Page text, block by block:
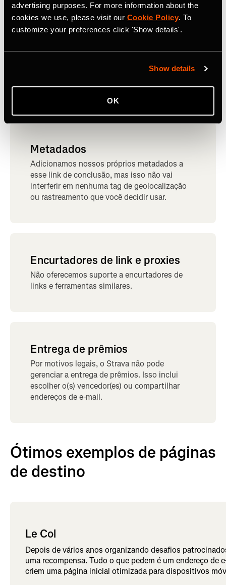
advertising purposes. For more information about the
cookies we use, please visit our Cookie Policy. To
customize your preferences click 'Show details'.
Show details
OK
Página publicada
Nossa equipe só pode publicar um desafio
ativa e funcional.
Metadados
Adicionamos nossos próprios metadados a
esse link de conclusão, mas isso não vai
interferir em nenhuma tag de geolocalização
ou rastreamento que você decidir usar.
Encurtadores de link e proxies
Não oferecemos suporte a encurtadores de
links e ferramentas similares.
Entrega de prêmios
Por motivos legais, o Strava não pode
gerenciar a entrega de prêmios. Isso inclui
escolher o(s) vencedor(es) ou compartilhar
endereços de e-mail.
Ótimos exemplos de páginas
de destino
Le Col
Depois de vários anos organizando desafios
uma recompensa. Tudo o que pedem é um endereço
criem uma página inicial otimizada para dispositivos